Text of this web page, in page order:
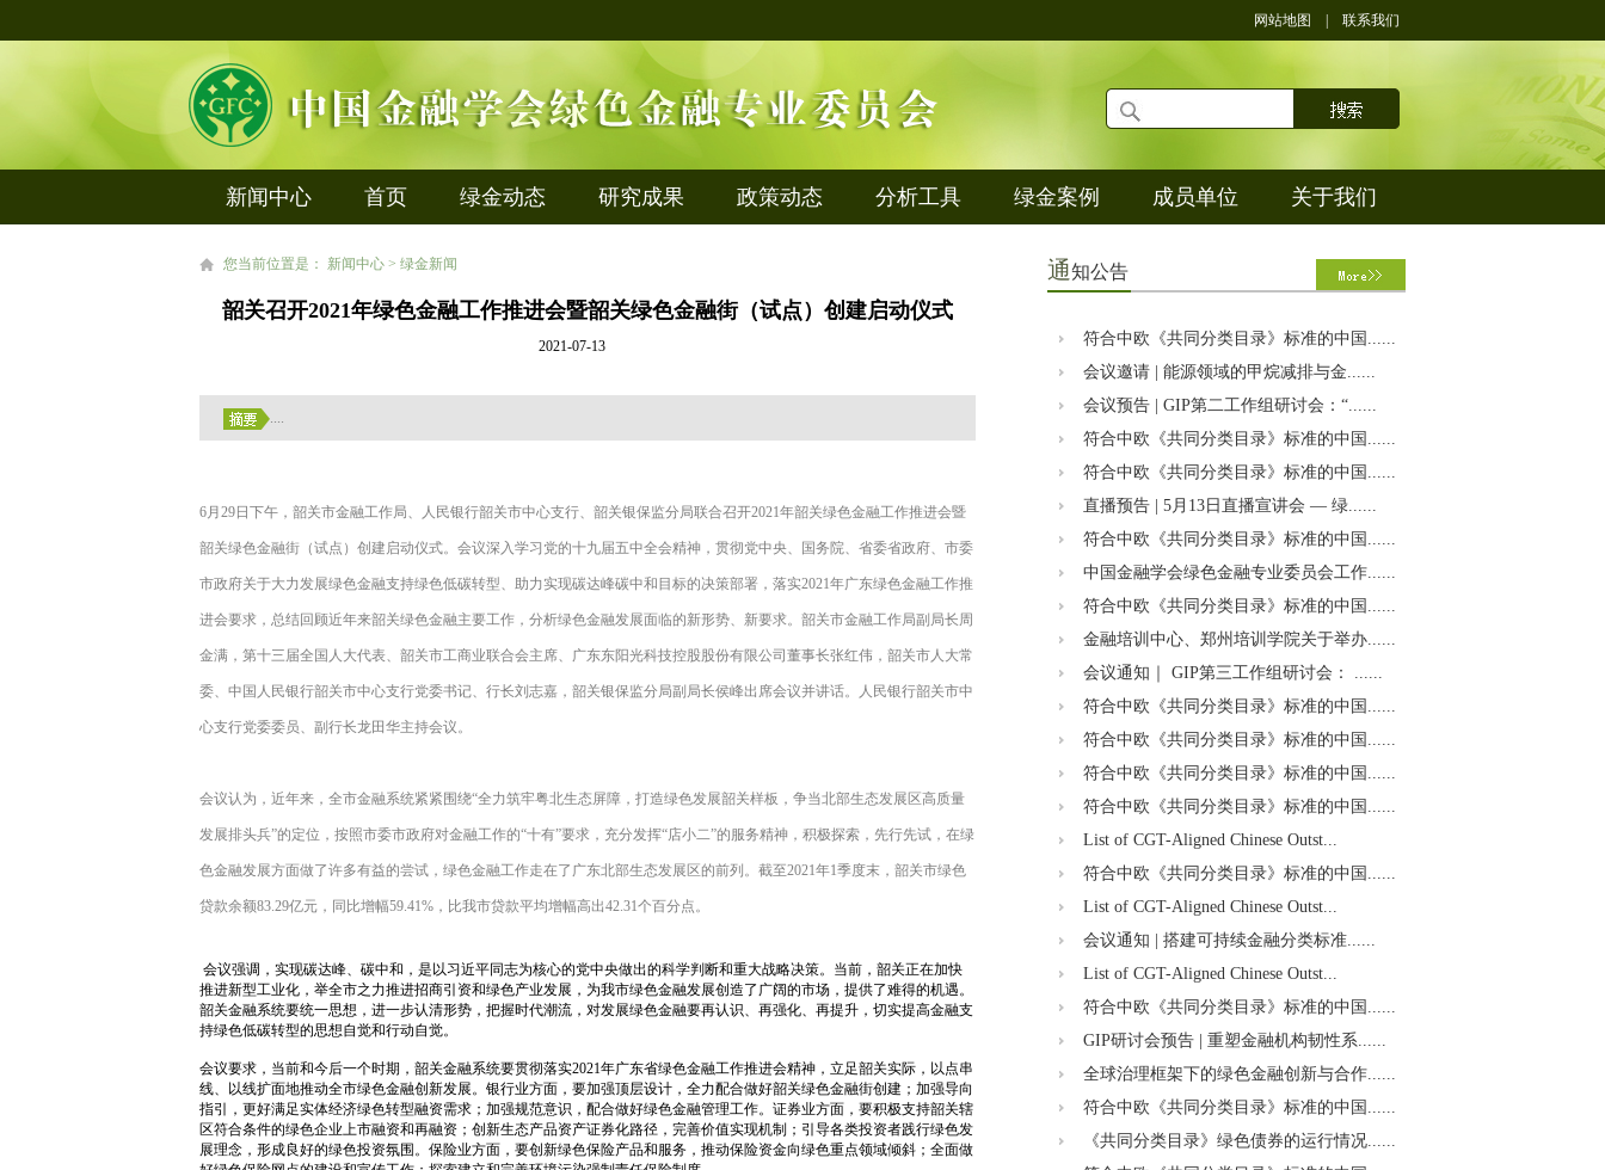
网站地图 联系我们
新闻中心 首页 绿金动态 研究成果 政策动态 分析工具 绿金案例 成员单位 关于我们
您当前位置是： 新闻中心 > 绿金新闻
韶关召开2021年绿色金融工作推进会暨韶关绿色金融街（试点）创建启动仪式
2021-07-13
....
6月29日下午，韶关市金融工作局、人民银行韶关市中心支行、韶关银保监分局联合召开2021年韶关绿色金融工作推进会暨
韶关绿色金融街（试点）创建启动仪式。会议深入学习党的十九届五中全会精神，贯彻党中央、国务院、省委省政府、市委
市政府关于大力发展绿色金融支持绿色低碳转型、助力实现碳达峰碳中和目标的决策部署，落实2021年广东绿色金融工作推
进会要求，总结回顾近年来韶关绿色金融主要工作，分析绿色金融发展面临的新形势、新要求。韶关市金融工作局副局长周
金满，第十三届全国人大代表、韶关市工商业联合会主席、广东东阳光科技控股股份有限公司董事长张红伟，韶关市人大常
委、中国人民银行韶关市中心支行党委书记、行长刘志嘉，韶关银保监分局副局长侯峰出席会议并讲话。人民银行韶关市中
心支行党委委员、副行长龙田华主持会议。
会议认为，近年来，全市金融系统紧紧围绕“全力筑牢粤北生态屏障，打造绿色发展韶关样板，争当北部生态发展区高质量
发展排头兵”的定位，按照市委市政府对金融工作的“十有”要求，充分发挥“店小二”的服务精神，积极探索，先行先试，在绿
色金融发展方面做了许多有益的尝试，绿色金融工作走在了广东北部生态发展区的前列。截至2021年1季度末，韶关市绿色
贷款余额83.29亿元，同比增幅59.41%，比我市贷款平均增幅高出42.31个百分点。
会议强调，实现碳达峰、碳中和，是以习近平同志为核心的党中央做出的科学判断和重大战略决策。当前，韶关正在加快
推进新型工业化，举全市之力推进招商引资和绿色产业发展，为我市绿色金融发展创造了广阔的市场，提供了难得的机遇。
韶关金融系统要统一思想，进一步认清形势，把握时代潮流，对发展绿色金融要再认识、再强化、再提升，切实提高金融支
持绿色低碳转型的思想自觉和行动自觉。
会议要求，当前和今后一个时期，韶关金融系统要贯彻落实2021年广东省绿色金融工作推进会精神，立足韶关实际，以点串
线、以线扩面地推动全市绿色金融创新发展。银行业方面，要加强顶层设计，全力配合做好韶关绿色金融街创建；加强导向
指引，更好满足实体经济绿色转型融资需求；加强规范意识，配合做好绿色金融管理工作。证券业方面，要积极支持韶关辖
区符合条件的绿色企业上市融资和再融资；创新生态产品资产证券化路径，完善价值实现机制；引导各类投资者践行绿色发
展理念，形成良好的绿色投资氛围。保险业方面，要创新绿色保险产品和服务，推动保险资金向绿色重点领域倾斜；全面做
通知公告
符合中欧《共同分类目录》标准的中国......
会议邀请 | 能源领域的甲烷减排与金......
会议预告 | GIP第二工作组研讨会：“......
符合中欧《共同分类目录》标准的中国......
符合中欧《共同分类目录》标准的中国......
直播预告 | 5月13日直播宣讲会 — 绿......
符合中欧《共同分类目录》标准的中国......
中国金融学会绿色金融专业委员会工作......
符合中欧《共同分类目录》标准的中国......
金融培训中心、郑州培训学院关于举办......
会议通知｜ GIP第三工作组研讨会： ......
符合中欧《共同分类目录》标准的中国......
符合中欧《共同分类目录》标准的中国......
符合中欧《共同分类目录》标准的中国......
符合中欧《共同分类目录》标准的中国......
List of CGT-Aligned Chinese Outst...
符合中欧《共同分类目录》标准的中国......
List of CGT-Aligned Chinese Outst...
会议通知 | 搭建可持续金融分类标准......
List of CGT-Aligned Chinese Outst...
符合中欧《共同分类目录》标准的中国......
GIP研讨会预告 | 重塑金融机构韧性系......
全球治理框架下的绿色金融创新与合作......
符合中欧《共同分类目录》标准的中国......
《共同分类目录》绿色债券的运行情况......